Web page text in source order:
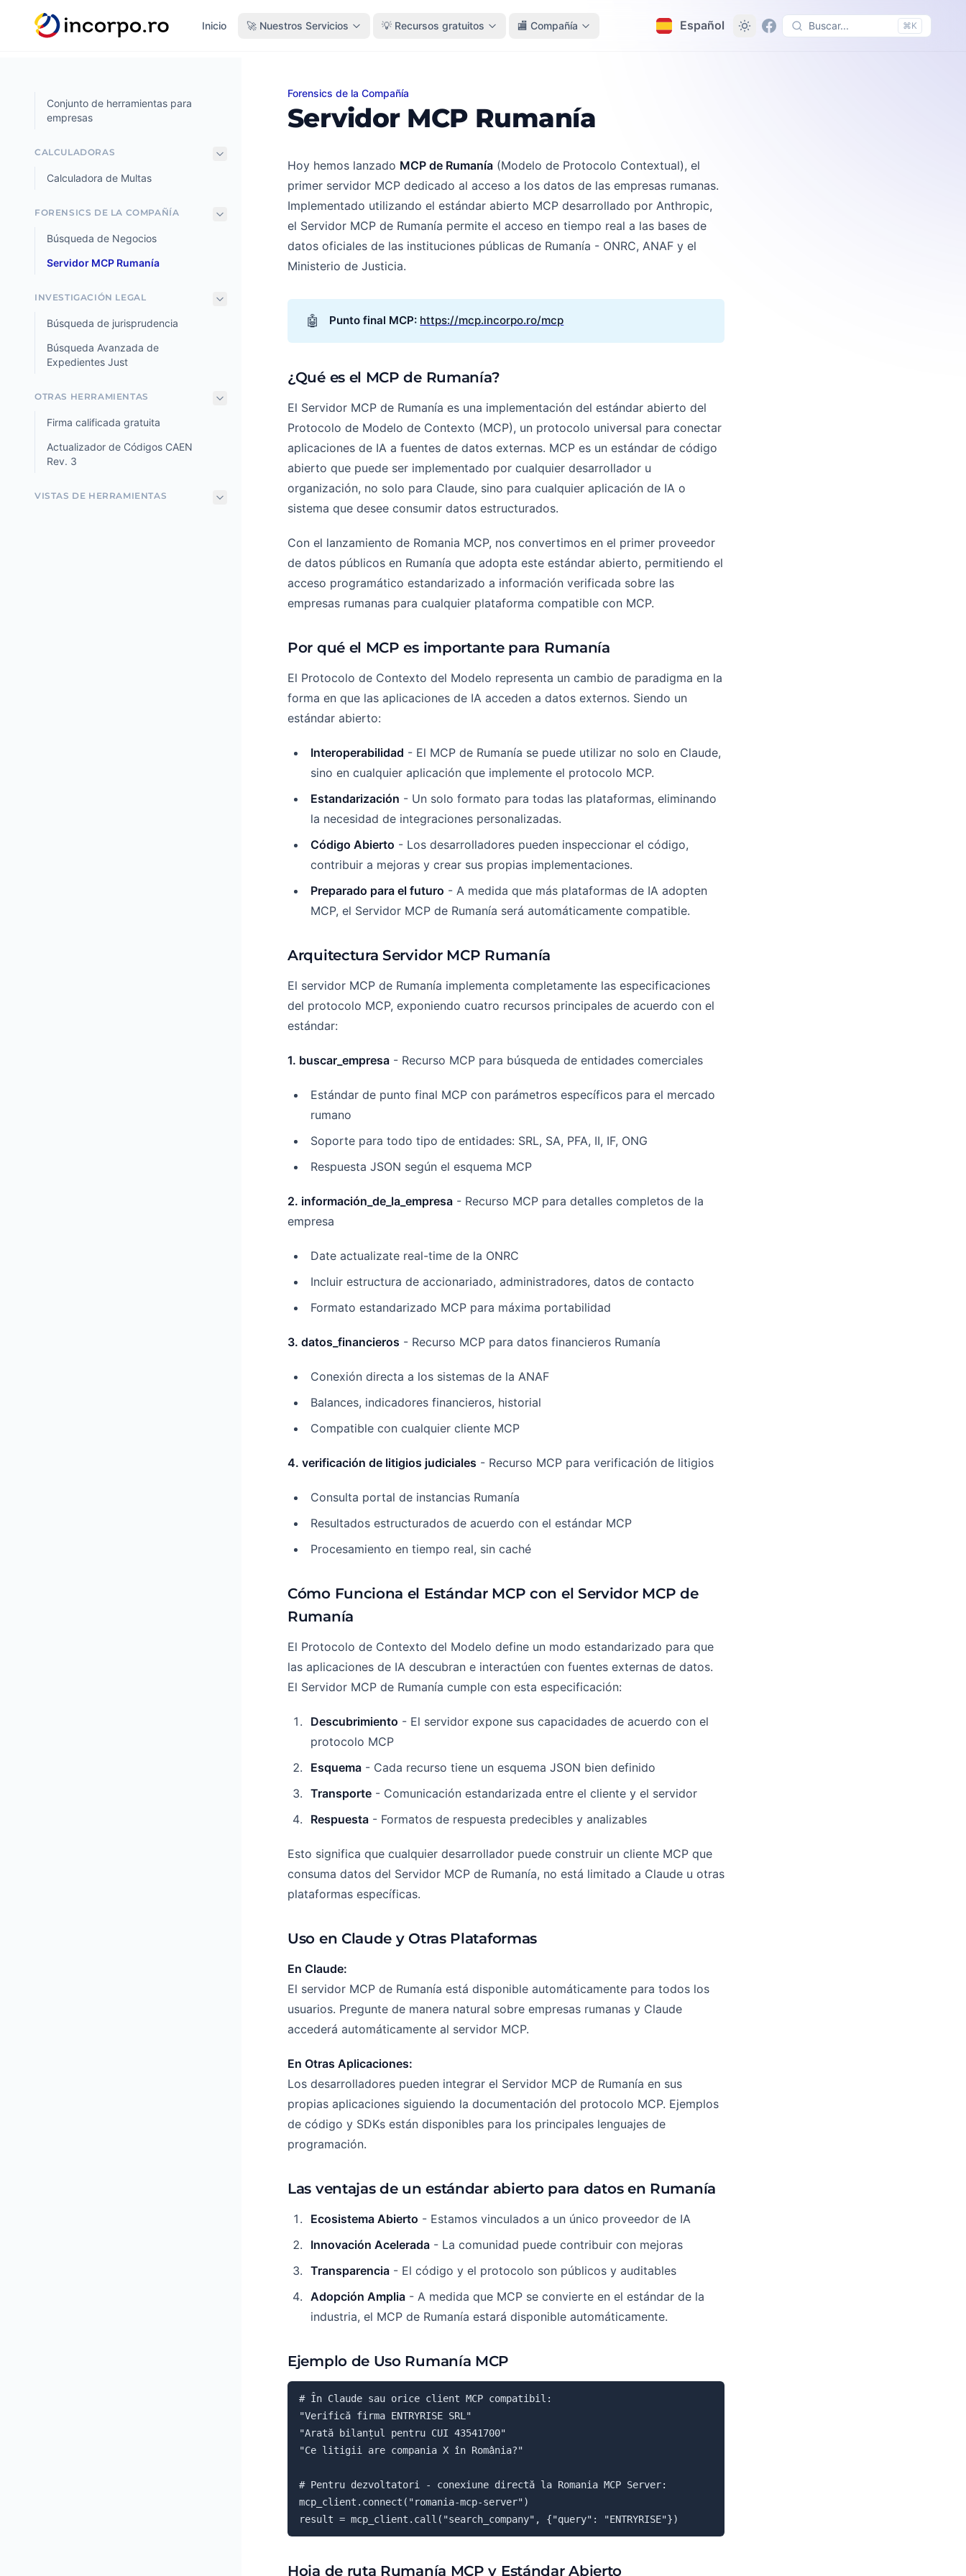
principal
Inicio 🚀 Nuestros Servicios 💡 Recursos gratuitos 🏬 Compañía Español Buscar... ⌘K
Conjunto de herramientas para
empresas
CALCULADORAS
Calculadora de Multas
FORENSICS DE LA COMPAÑÍA
Búsqueda de Negocios
Servidor MCP Rumanía
INVESTIGACIÓN LEGAL
Búsqueda de jurisprudencia
Búsqueda Avanzada de
Expedientes Just
OTRAS HERRAMIENTAS
Firma calificada gratuita
Actualizador de Códigos CAEN
Rev. 3
VISTAS DE HERRAMIENTAS
Servidor MCP Rumanía
Forensics de la Compañía
Servidor MCP Rumanía
Hoy hemos lanzado MCP de Rumanía (Modelo de Protocolo Contextual), el
primer servidor MCP dedicado al acceso a los datos de las empresas rumanas.
Implementado utilizando el estándar abierto MCP desarrollado por Anthropic,
el Servidor MCP de Rumanía permite el acceso en tiempo real a las bases de
datos oficiales de las instituciones públicas de Rumanía - ONRC, ANAF y el
Ministerio de Justicia.
🤖 Punto final MCP: https://mcp.incorpo.ro/mcp
¿Qué es el MCP de Rumanía?
El Servidor MCP de Rumanía es una implementación del estándar abierto del
Protocolo de Modelo de Contexto (MCP), un protocolo universal para conectar
aplicaciones de IA a fuentes de datos externas. MCP es un estándar de código
abierto que puede ser implementado por cualquier desarrollador u
organización, no solo para Claude, sino para cualquier aplicación de IA o
sistema que desee consumir datos estructurados.
Con el lanzamiento de Romania MCP, nos convertimos en el primer proveedor
de datos públicos en Rumanía que adopta este estándar abierto, permitiendo el
acceso programático estandarizado a información verificada sobre las
empresas rumanas para cualquier plataforma compatible con MCP.
Por qué el MCP es importante para Rumanía
El Protocolo de Contexto del Modelo representa un cambio de paradigma en la
forma en que las aplicaciones de IA acceden a datos externos. Siendo un
estándar abierto:
Interoperabilidad - El MCP de Rumanía se puede utilizar no solo en Claude,
sino en cualquier aplicación que implemente el protocolo MCP.
Estandarización - Un solo formato para todas las plataformas, eliminando
la necesidad de integraciones personalizadas.
Código Abierto - Los desarrolladores pueden inspeccionar el código,
contribuir a mejoras y crear sus propias implementaciones.
Preparado para el futuro - A medida que más plataformas de IA adopten
MCP, el Servidor MCP de Rumanía será automáticamente compatible.
Arquitectura Servidor MCP Rumanía
El servidor MCP de Rumanía implementa completamente las especificaciones
del protocolo MCP, exponiendo cuatro recursos principales de acuerdo con el
estándar:
1. buscar_empresa - Recurso MCP para búsqueda de entidades comerciales
Estándar de punto final MCP con parámetros específicos para el mercado
rumano
Soporte para todo tipo de entidades: SRL, SA, PFA, II, IF, ONG
Respuesta JSON según el esquema MCP
2. información_de_la_empresa - Recurso MCP para detalles completos de la
empresa
Date actualizate real-time de la ONRC
Incluir estructura de accionariado, administradores, datos de contacto
Formato estandarizado MCP para máxima portabilidad
3. datos_financieros - Recurso MCP para datos financieros Rumanía
Conexión directa a los sistemas de la ANAF
Balances, indicadores financieros, historial
Compatible con cualquier cliente MCP
4. verificación de litigios judiciales - Recurso MCP para verificación de litigios
Consulta portal de instancias Rumanía
Resultados estructurados de acuerdo con el estándar MCP
Procesamiento en tiempo real, sin caché
Cómo Funciona el Estándar MCP con el Servidor MCP de
Rumanía
El Protocolo de Contexto del Modelo define un modo estandarizado para que
las aplicaciones de IA descubran e interactúen con fuentes externas de datos.
El Servidor MCP de Rumanía cumple con esta especificación:
Descubrimiento - El servidor expone sus capacidades de acuerdo con el
protocolo MCP
Esquema - Cada recurso tiene un esquema JSON bien definido
Transporte - Comunicación estandarizada entre el cliente y el servidor
Respuesta - Formatos de respuesta predecibles y analizables
Esto significa que cualquier desarrollador puede construir un cliente MCP que
consuma datos del Servidor MCP de Rumanía, no está limitado a Claude u otras
plataformas específicas.
Uso en Claude y Otras Plataformas
En Claude:
El servidor MCP de Rumanía está disponible automáticamente para todos los
usuarios. Pregunte de manera natural sobre empresas rumanas y Claude
accederá automáticamente al servidor MCP.
En Otras Aplicaciones:
Los desarrolladores pueden integrar el Servidor MCP de Rumanía en sus
propias aplicaciones siguiendo la documentación del protocolo MCP. Ejemplos
de código y SDKs están disponibles para los principales lenguajes de
programación.
Las ventajas de un estándar abierto para datos en Rumanía
Ecosistema Abierto - Estamos vinculados a un único proveedor de IA
Innovación Acelerada - La comunidad puede contribuir con mejoras
Transparencia - El código y el protocolo son públicos y auditables
Adopción Amplia - A medida que MCP se convierte en el estándar de la
industria, el MCP de Rumanía estará disponible automáticamente.
Ejemplo de Uso Rumanía MCP
# În Claude sau orice client MCP compatibil:
"Verifică firma ENTRYRISE SRL"
"Arată bilanțul pentru CUI 43541700"
"Ce litigii are compania X în România?"
# Pentru dezvoltatori - conexiune directă la Romania MCP Server:
mcp_client.connect("romania-mcp-server")
result = mcp_client.call("search_company", {"query": "ENTRYRISE"})
Hoja de ruta Rumanía MCP y Estándar Abierto